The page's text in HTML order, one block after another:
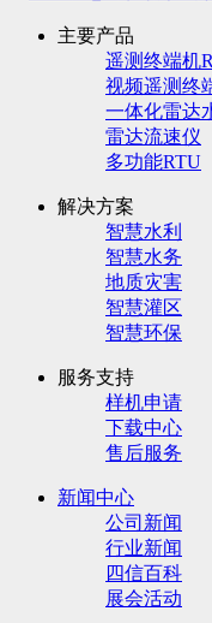
主要产品
遥测终端机
视频遥测终
一体化雷达
雷达流速仪
多功能RTU
解决方案
智慧水利
智慧水务
地质灾害
智慧灌区
智慧环保
服务支持
样机申请
下载中心
售后服务
新闻中心
公司新闻
行业新闻
四信百科
展会活动